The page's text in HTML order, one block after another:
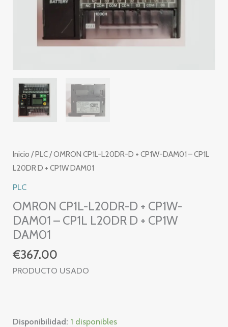
Inicio /PLC/ OMRON CP1L-L20DR-D + CP1W-DAM01 – CP1L
L20DR D + CP1W DAM01
PLC
OMRON CP1L-L20DR-D + CP1W-
DAM01 – CP1L L20DR D + CP1W
DAM01
€367.00
PRODUCTO USADO
Disponibilidad: 1 disponibles